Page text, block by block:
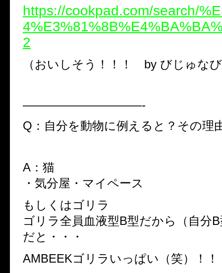
https://cookpad.com/search/
2
（おいしそう！！！ by びじゅな
——————————-
Q：自分を動物に例えると？その理
A：猫
・気分屋・マイペース
もしくはゴリラ
ゴリラ全員血液型B型だから（自分
だと・・・
AMBEEKゴリラいっぱい（笑）！！